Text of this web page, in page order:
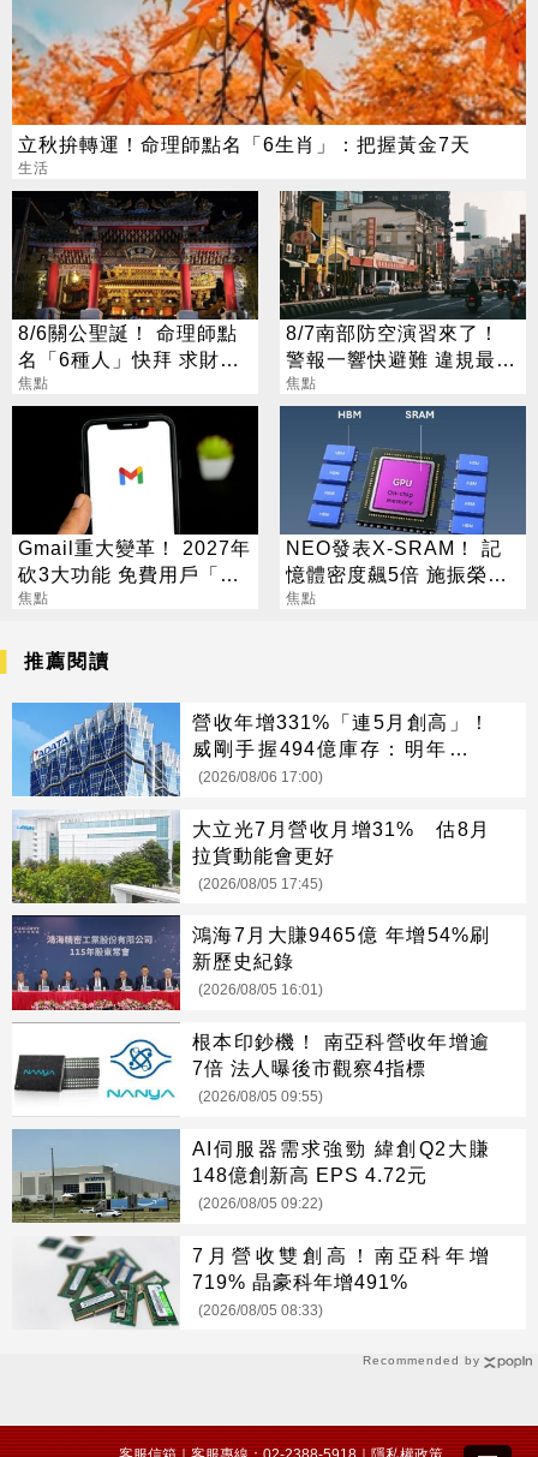
立秋拚轉運！命理師點名「6生肖」：把握黃金7天
生活
8/6關公聖誕！ 命理師點
名「6種人」快拜 求財求
職保平安
焦點
8/7南部防空演習來了！
警報一響快避難 違規最高
開罰15萬
焦點
Gmail重大變革！ 2027年
砍3大功能 免費用戶「這
好康」不能用了
焦點
NEO發表X-SRAM！ 記
憶體密度飆5倍 施振榮：
半導體迎新革命
焦點
Recommended by
推薦閱讀
營收年增331%「連5月創高」！
威剛手握494億庫存：明年會更
缺
(2026/08/06 17:00)
大立光7月營收月增31% 估8月
拉貨動能會更好
(2026/08/05 17:45)
鴻海7月大賺9465億 年增54%刷
新歷史紀錄
(2026/08/05 16:01)
根本印鈔機！ 南亞科營收年增逾
7倍 法人曝後市觀察4指標
(2026/08/05 09:55)
AI伺服器需求強勁 緯創Q2大賺
148億創新高 EPS 4.72元
(2026/08/05 09:22)
7月營收雙創高！南亞科年增
719% 晶豪科年增491%
(2026/08/05 08:33)